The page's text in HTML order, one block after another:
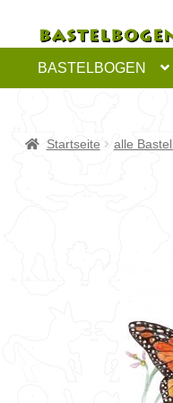
Navigation
BASTELBOGEN
Startseite alle